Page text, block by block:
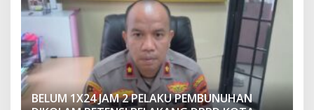
BELUM 1X24 JAM 2 PELAKU PEMBUNUHAN